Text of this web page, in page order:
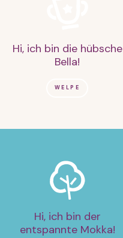
Hi, ich bin die hübsche
Bella!
WELPE
Hi, ich bin der
entspannte Mokka!